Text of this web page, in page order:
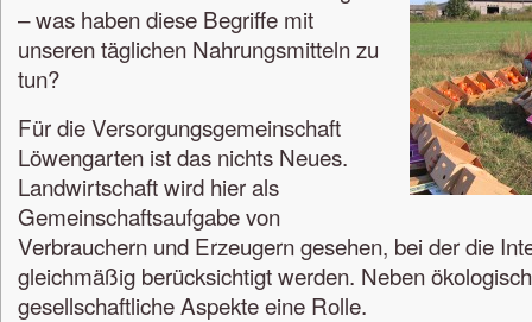
– was haben diese Begriffe mit
unseren täglichen Nahrungsmitteln zu
tun?
Für die Versorgungsgemeinschaft
Löwengarten ist das nichts Neues.
Landwirtschaft wird hier als
Gemeinschaftsaufgabe von
Verbrauchern und Erzeugern gesehen, bei der die
gleichmäßig berücksichtigt werden. Neben
gesellschaftliche Aspekte eine Rolle.